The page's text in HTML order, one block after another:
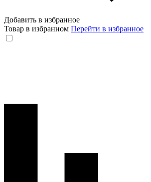
Добавить в избранное
Товар в избранном Перейти в избранное